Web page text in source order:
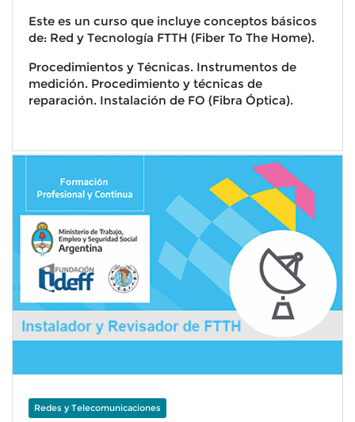
Este es un curso que incluye conceptos básicos
de: Red y Tecnología FTTH (Fiber To The Home).
Procedimientos y Técnicas. Instrumentos de
medición. Procedimiento y técnicas de
reparación. Instalación de FO (Fibra Óptica).
Redes y Telecomunicaciones